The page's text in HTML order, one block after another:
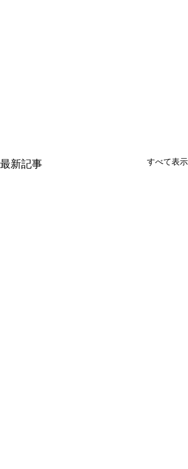
最新記事 すべて表示